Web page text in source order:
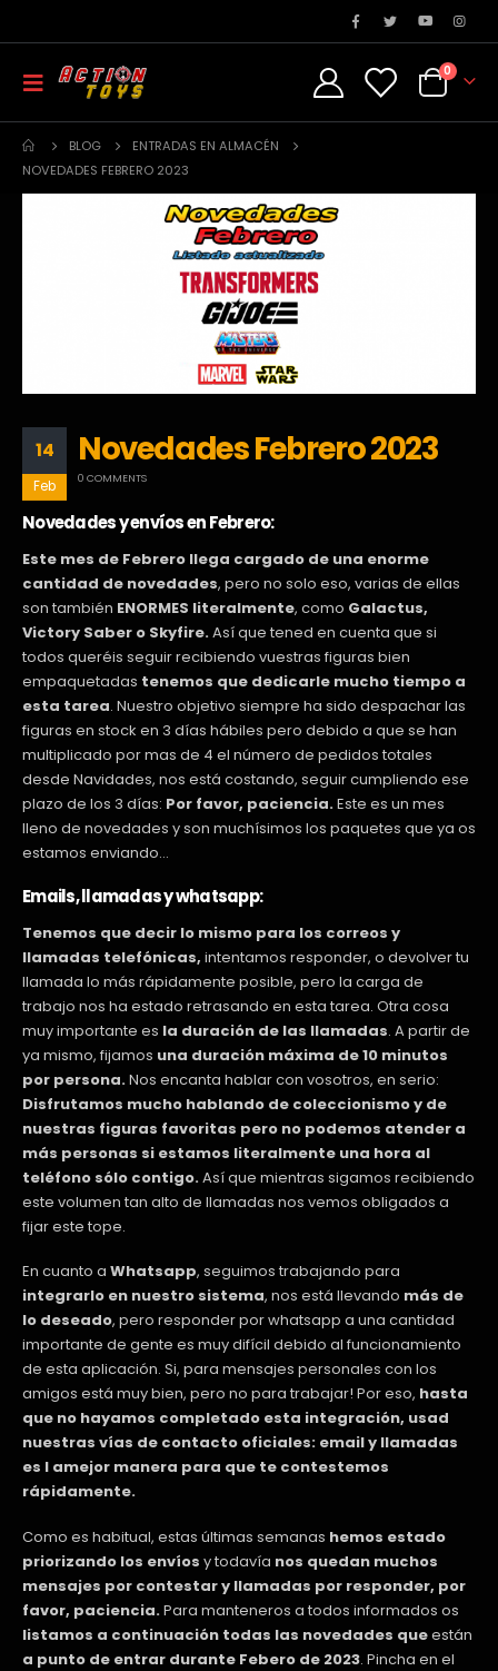
0
BLOG
ENTRADAS EN ALMACÉN
NOVEDADES FEBRERO 2023
14
Feb
Novedades Febrero 2023
0 COMMENTS
Novedades y envíos en Febrero:
Este mes de Febrero llega cargado de una enorme
cantidad de novedades, pero no solo eso, varias de ellas
son también ENORMES literalmente, como Galactus,
Victory Saber o Skyfire.Así que tened en cuenta que si
todos queréis seguir recibiendo vuestras figuras bien
empaquetadas tenemos que dedicarle mucho tiempo a
esta tarea. Nuestro objetivo siempre ha sido despachar las
figuras en stock en 3 días hábiles pero debido a que se han
multiplicado por mas de 4 el número de pedidos totales
desde Navidades, nos está costando, seguir cumpliendo ese
plazo de los 3 días: Por favor, paciencia.Este es un mes
lleno de novedades y son muchísimos los paquetes que ya os
estamos enviando…
Emails, llamadas y whatsapp:
Tenemos que decir lo mismo para los correos y
llamadas telefónicas, intentamos responder, o devolver tu
llamada lo más rápidamente posible, pero la carga de
trabajo nos ha estado retrasando en esta tarea. Otra cosa
muy importante es la duración de las llamadas. A partir de
ya mismo, fijamos una duración máxima de 10 minutos
por persona.Nos encanta hablar con vosotros, en serio:
Disfrutamos mucho hablando de coleccionismo y de
nuestras figuras favoritas pero no podemos atender a
más personas si estamos literalmente una hora al
teléfono sólo contigo.Así que mientras sigamos recibiendo
este volumen tan alto de llamadas nos vemos obligados a
fijar este tope.
En cuanto a Whatsapp, seguimos trabajando para
integrarlo en nuestro sistema, nos está llevando más de
lo deseado, pero responder por whatsapp a una cantidad
importante de gente es muy difícil debido al funcionamiento
de esta aplicación. Si, para mensajes personales con los
amigos está muy bien, pero no para trabajar! Por eso, hasta
que no hayamos completado esta integración, usad
nuestras vías de contacto oficiales: email y llamadas
es l amejor manera para que te contestemos
rápidamente.
Como es habitual, estas últimas semanas hemos estado
priorizando los envíos y todavía nos quedan muchos
mensajes por contestar y llamadas por responder, por
favor, paciencia.Para manteneros a todos informados os
listamos a continuación todas las novedades queestán
a punto de entrar durante Febero de 2023. Pincha en el